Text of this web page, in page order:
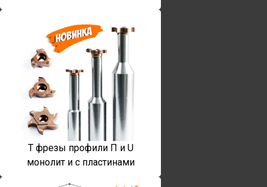
T фрезы профили П и U
монолит и с пластинами